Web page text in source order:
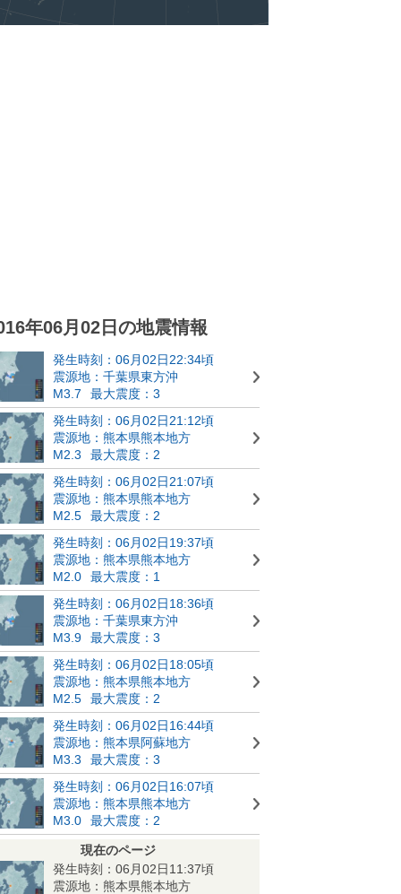
年06月02日の地震情報
発生時刻：06月02日22:34頃
震源地：千葉県東方沖
M3.7
最大震度：3
発生時刻：06月02日21:12頃
震源地：熊本県熊本地方
M2.3
最大震度：2
発生時刻：06月02日21:07頃
震源地：熊本県熊本地方
M2.5
最大震度：2
発生時刻：06月02日19:37頃
震源地：熊本県熊本地方
M2.0
最大震度：1
発生時刻：06月02日18:36頃
震源地：千葉県東方沖
M3.9
最大震度：3
発生時刻：06月02日18:05頃
震源地：熊本県熊本地方
M2.5
最大震度：2
発生時刻：06月02日16:44頃
震源地：熊本県阿蘇地方
M3.3
最大震度：3
発生時刻：06月02日16:07頃
震源地：熊本県熊本地方
M3.0
最大震度：2
現在のページ
発生時刻：06月02日11:37頃
震源地：熊本県熊本地方